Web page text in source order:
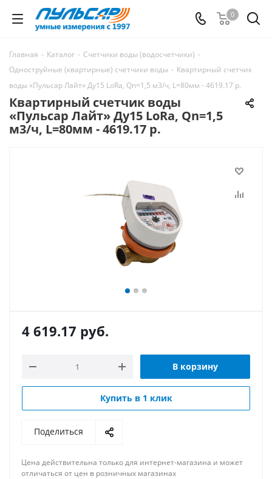
0
Главная - Каталог - Счетчики воды (водосчетчики) -
Одноструйные (квартирные) счетчики воды - Квартирный счетчик
воды «Пульсар Лайт» Ду15 LoRa, Qn=1,5 м3/ч, L=80мм - 4619.17 р.
Квартирный счетчик воды
«Пульсар Лайт» Ду15 LoRa, Qn=1,5
м3/ч, L=80мм - 4619.17 р.
4 619.17 руб.
В корзину
Купить в 1 клик
Поделиться
Цена действительна только для интернет-магазина и может
отличаться от цен в розничных магазинах